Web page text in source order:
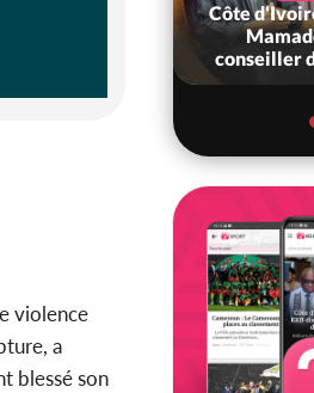
violence
a
blessé son
Côte
des 100
le